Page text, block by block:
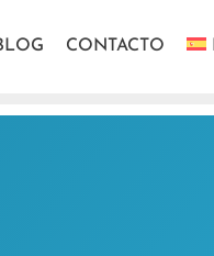
CONTACTO